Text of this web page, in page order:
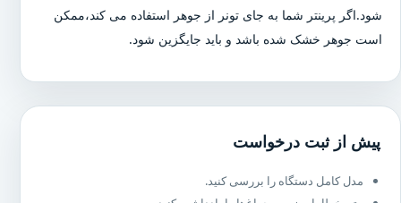
شود.اگر پرینتر شما به جای تونر از جوهر استفاده می کند،ممکن
است جوهر خشک شده باشد و باید جایگزین شود.
پیش از ثبت درخواست
مدل کامل دستگاه را بررسی کنید.